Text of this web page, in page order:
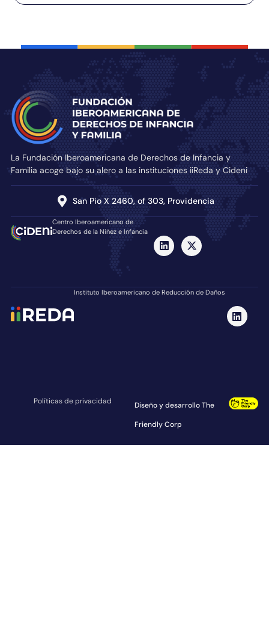
La Fundación Iberoamericana de Derechos de Infancia y
Familia acoge bajo su alero a las instituciones iiReda y Cideni
San Pio X 2460, of 303, Providencia
Centro Iberoamericano de
Derechos de la Niñez e Infancia
Instituto Iberoamericano de Reducción de Daños
Políticas de privacidad
Diseño y desarrollo The
Friendly Corp